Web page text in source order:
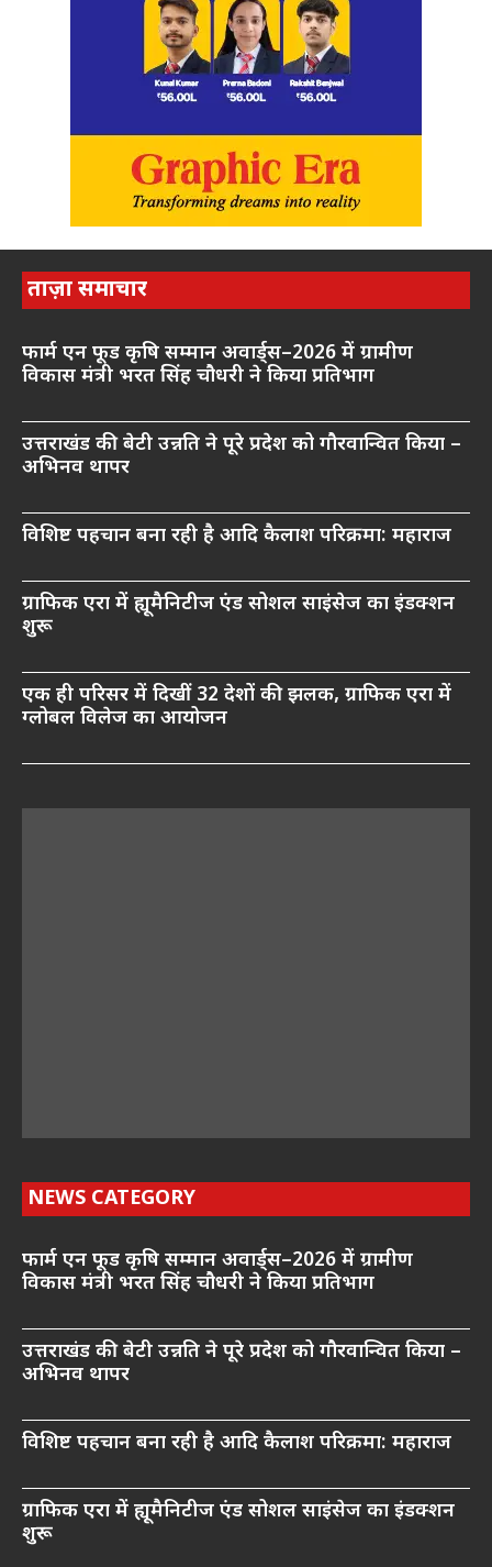
ताज़ा समाचार
फार्म एन फूड कृषि सम्मान अवार्ड्स–2026 में ग्रामीण
विकास मंत्री भरत सिंह चौधरी ने किया प्रतिभाग
उत्तराखंड की बेटी उन्नति ने पूरे प्रदेश को गौरवान्वित किया –
अभिनव थापर
विशिष्ट पहचान बना रही है आदि कैलाश परिक्रमा: महाराज
ग्राफिक एरा में ह्यूमैनिटीज एंड सोशल साइंसेज का इंडक्शन
शुरू
एक ही परिसर में दिखीं 32 देशों की झलक, ग्राफिक एरा में
ग्लोबल विलेज का आयोजन
NEWS CATEGORY
फार्म एन फूड कृषि सम्मान अवार्ड्स–2026 में ग्रामीण
विकास मंत्री भरत सिंह चौधरी ने किया प्रतिभाग
उत्तराखंड की बेटी उन्नति ने पूरे प्रदेश को गौरवान्वित किया –
अभिनव थापर
विशिष्ट पहचान बना रही है आदि कैलाश परिक्रमा: महाराज
ग्राफिक एरा में ह्यूमैनिटीज एंड सोशल साइंसेज का इंडक्शन
शुरू